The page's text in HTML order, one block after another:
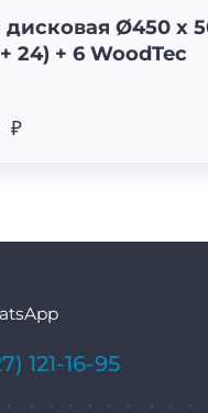
Ø450 х
24) + 6 WoodTec
₽
121-16-95